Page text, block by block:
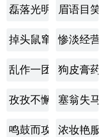
磊落光明 眉语目笑
掉头鼠窜 惨淡经营
乱作一团 狗皮膏药
孜孜不懈 塞翁失马
鸣鼓而攻之浓妆艳服